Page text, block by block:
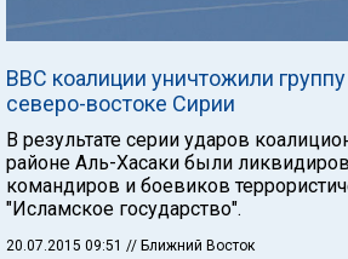
ВВС коалиции уничтожили
северо-востоке Сирии
В результате серии ударов
районе Аль-Хасаки были
командиров и боевиков
"Исламское государство".
20.07.2015 09:51 // Ближний Восток